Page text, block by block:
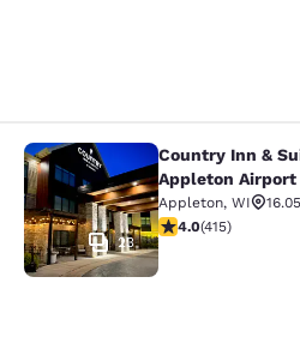
Country Inn &
23
Country Inn &
Appleton Airport
Appleton, WI
calificación de 3.96
4.0(415)